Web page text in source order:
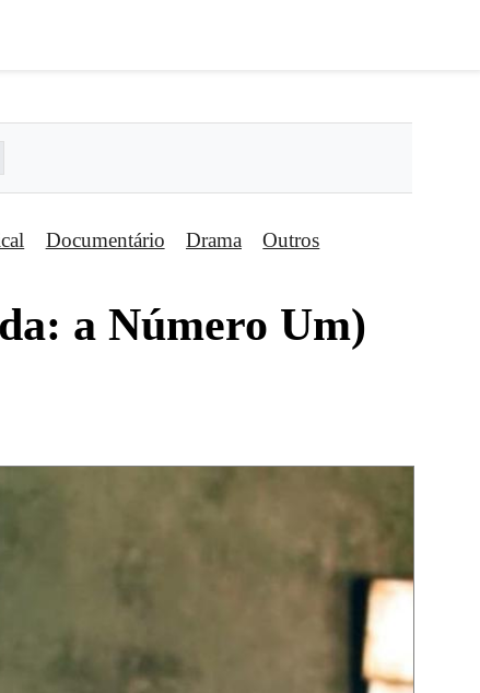
Documentário Drama Outros
a Número Um)